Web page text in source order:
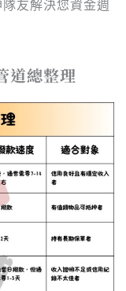
友解決您資金週
道總整理